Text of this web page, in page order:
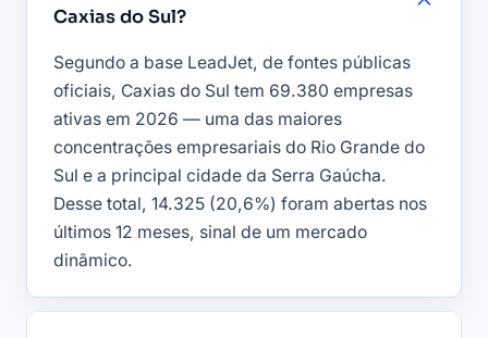
Caxias do Sul?
Segundo a base LeadJet, de fontes públicas
oficiais, Caxias do Sul tem 69.380 empresas
ativas em 2026 — uma das maiores
concentrações empresariais do Rio Grande do
Sul e a principal cidade da Serra Gaúcha.
Desse total, 14.325 (20,6%) foram abertas nos
últimos 12 meses, sinal de um mercado
dinâmico.